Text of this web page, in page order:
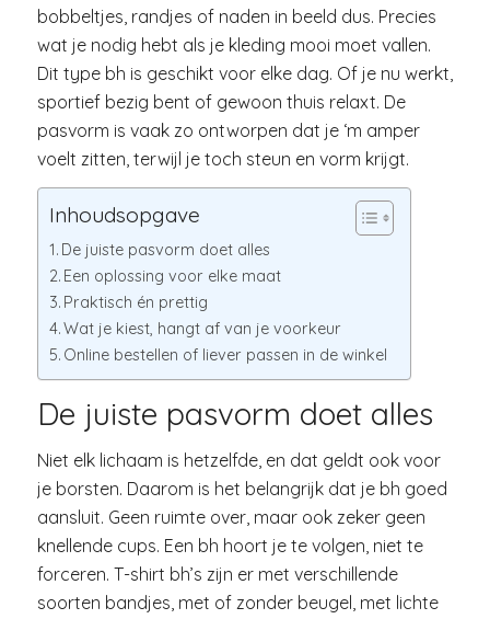
bobbeltjes, randjes of naden in beeld dus. Precies
wat je nodig hebt als je kleding mooi moet vallen.
Dit type bh is geschikt voor elke dag. Of je nu werkt,
sportief bezig bent of gewoon thuis relaxt. De
pasvorm is vaak zo ontworpen dat je ‘m amper
voelt zitten, terwijl je toch steun en vorm krijgt.
Inhoudsopgave
De juiste pasvorm doet alles
Een oplossing voor elke maat
Praktisch én prettig
Wat je kiest, hangt af van je voorkeur
Online bestellen of liever passen in de winkel
De juiste pasvorm doet alles
Niet elk lichaam is hetzelfde, en dat geldt ook voor
je borsten. Daarom is het belangrijk dat je bh goed
aansluit. Geen ruimte over, maar ook zeker geen
knellende cups. Een bh hoort je te volgen, niet te
forceren. T-shirt bh’s zijn er met verschillende
soorten bandjes, met of zonder beugel, met lichte